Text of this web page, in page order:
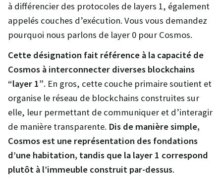
à différencier des protocoles de layers 1, également
appelés couches d’exécution. Vous vous demandez
pourquoi nous parlons de layer 0 pour Cosmos.
Cette désignation fait référence à la capacité de
Cosmos à interconnecter diverses blockchains
“layer 1”. En gros, cette couche primaire soutient et
organise le réseau de blockchains construites sur
elle, leur permettant de communiquer et d’interagir
de manière transparente. Dis de manière simple,
Cosmos est une représentation des fondations
d’une habitation, tandis que la layer 1 correspond
plutôt à l’immeuble construit par-dessus.